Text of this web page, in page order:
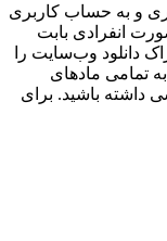
و به حساب کاربری
انفرادی بابت
دانلود وب‌سایت را
تمامی مادهای
باشید. برای